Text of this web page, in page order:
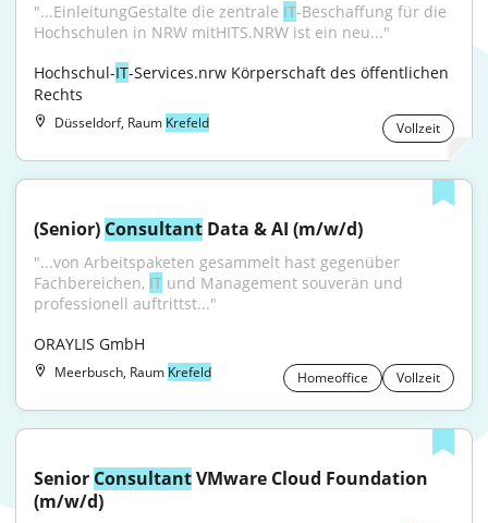
"...EinleitungGestalte die zentrale IT-Beschaffung für die
Hochschulen in NRW mitHITS.NRW ist ein neu..."
Hochschul-IT-Services.nrw Körperschaft des öffentlichen
Rechts
Düsseldorf, Raum Krefeld Vollzeit
(Senior) Consultant Data & AI (m/w/d)
"...von Arbeitspaketen gesammelt hast gegenüber
Fachbereichen, IT und Management souverän und
professionell auftrittst..."
ORAYLIS GmbH
Meerbusch, Raum Krefeld Homeoffice Vollzeit
Senior Consultant VMware Cloud Foundation
(m/w/d)